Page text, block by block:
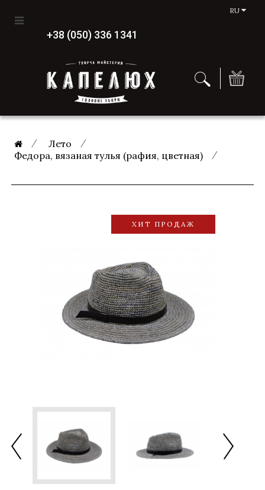
RU
+38 (050) 336 1341
Лето
Федора, вязаная тулья (рафия, цветная)
ХИТ ПРОДАЖ